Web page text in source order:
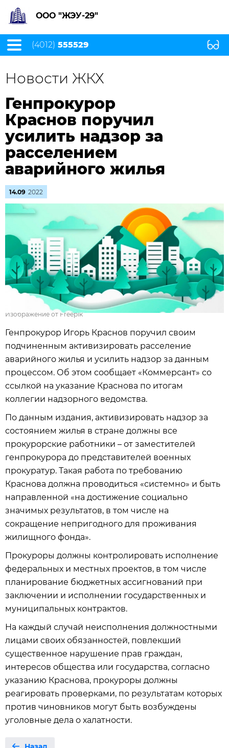
ООО "ЖЭУ-29"
(4012) 555529
Новости ЖКХ
Генпрокурор
Краснов поручил
усилить надзор за
расселением
аварийного жилья
14.09 2022
Изображение от Freepik
Генпрокурор Игорь Краснов поручил своим
подчиненным активизировать расселение
аварийного жилья и усилить надзор за данным
процессом. Об этом сообщает «Коммерсант» со
ссылкой на указание Краснова по итогам
коллегии надзорного ведомства.
По данным издания, активизировать надзор за
состоянием жилья в стране должны все
прокурорские работники – от заместителей
генпрокурора до представителей военных
прокуратур. Такая работа по требованию
Краснова должна проводиться «системно» и быть
направленной «на достижение социально
значимых результатов, в том числе на
сокращение непригодного для проживания
жилищного фонда».
Прокуроры должны контролировать исполнение
федеральных и местных проектов, в том числе
планирование бюджетных ассигнований при
заключении и исполнении государственных и
муниципальных контрактов.
На каждый случай неисполнения должностными
лицами своих обязанностей, повлекший
существенное нарушение прав граждан,
интересов общества или государства, согласно
указанию Краснова, прокуроры должны
реагировать проверками, по результатам которых
против чиновников могут быть возбуждены
уголовные дела о халатности.